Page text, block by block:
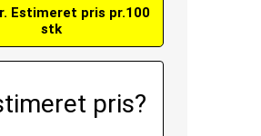
Estimeret pris pr.100
stk
pris?